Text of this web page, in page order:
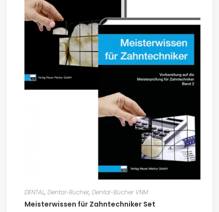
DENTAL, Dental-Bücher, Dental-Bücher VNM
Meisterwissen für Zahntechniker Set